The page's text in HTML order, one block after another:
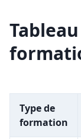
Type de
formation